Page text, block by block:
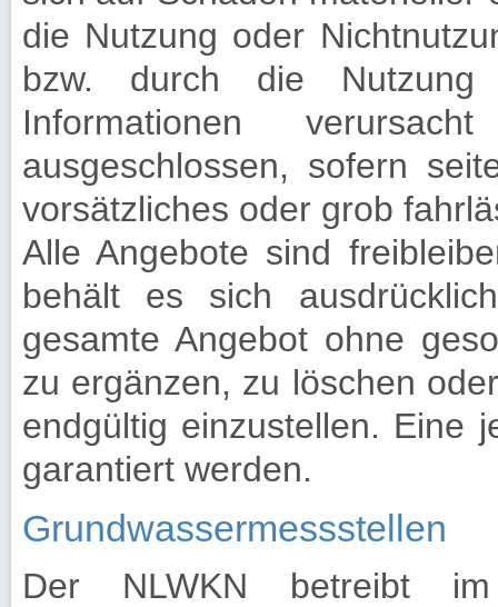
die Nutzung oder
bzw. durch die Nutzung
Informationen
ausgeschlossen, sofern
vorsätzliches oder grob
Alle Angebote sind
behält es sich
gesamte Angebot ohne
zu ergänzen, zu löschen
endgültig einzustellen. Eine
garantiert werden.
Grundwassermessstellen
Der NLWKN betreibt